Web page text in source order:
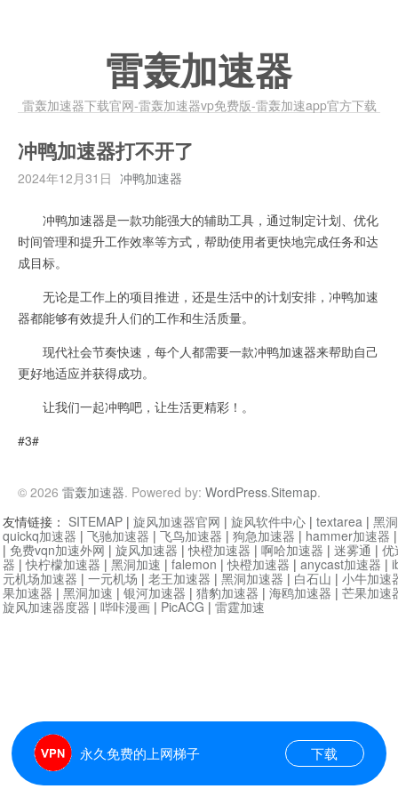
雷轰加速器
雷轰加速器下载官网-雷轰加速器vp免费版-雷轰加速app官方下载
冲鸭加速器打不开了
2024年12月31日 冲鸭加速器
冲鸭加速器是一款功能强大的辅助工具，通过制定计划、优化
时间管理和提升工作效率等方式，帮助使用者更快地完成任务和达
成目标。
无论是工作上的项目推进，还是生活中的计划安排，冲鸭加速
器都能够有效提升人们的工作和生活质量。
现代社会节奏快速，每个人都需要一款冲鸭加速器来帮助自己
更好地适应并获得成功。
让我们一起冲鸭吧，让生活更精彩！。
#3#
© 2026 雷轰加速器. Powered by: WordPress.Sitemap.
永久免费的上网梯子 下载
友情链接： SITEMAP | 旋风加速器官网 | 旋风软件中心 | textarea | 黑
quickq加速器 | 飞驰加速器 | 飞鸟加速器 | 狗急加速器 | hammer加速器
| 免费vqn加速外网 | 旋风加速器 |快橙加速器 | 啊哈加速器 | 迷雾通 | 优
器 |快柠檬加速器 | 黑洞加速 | falemon |快橙加速器 | anycast加速器 |
元机场加速器 | 一元机场 | 老王加速器 | 黑洞加速器 | 白石山 | 小牛加速
果加速器 | 黑洞加速 | 银河加速器 | 猎豹加速器 | 海鸥加速器 | 芒果加速
旋风加速器度器 | 哔咔漫画 | PicACG | 雷霆加速